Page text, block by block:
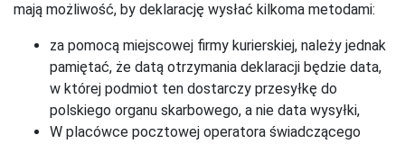
mają możliwość, by deklarację wysłać kilkoma metodami:
za pomocą miejscowej firmy kurierskiej, należy jednak
pamiętać, że datą otrzymania deklaracji będzie data,
w której podmiot ten dostarczy przesyłkę do
polskiego organu skarbowego, a nie data wysyłki,
W placówce pocztowej operatora świadczącego